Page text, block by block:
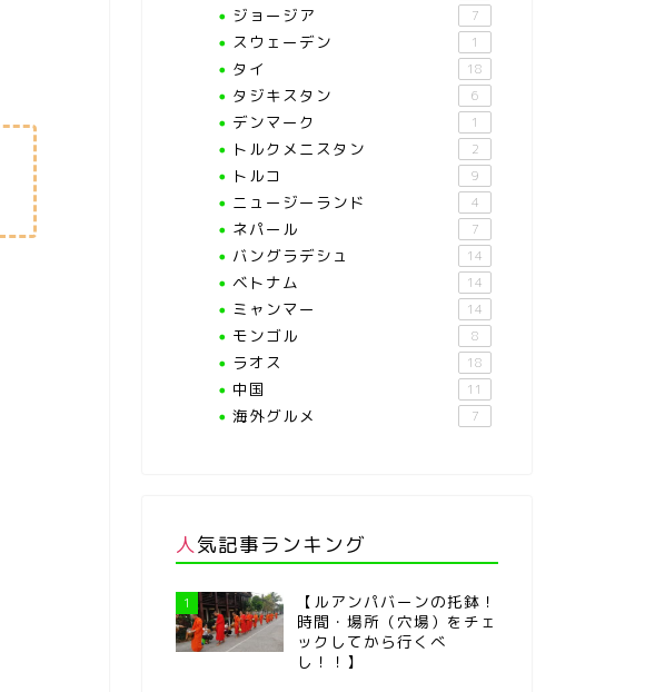
ジョージア 7
スウェーデン 1
タイ 18
タジキスタン 6
デンマーク 1
トルクメニスタン 2
トルコ 9
ニュージーランド 4
ネパール 7
バングラデシュ 14
ベトナム 14
ミャンマー 14
モンゴル 8
ラオス 18
中国 11
海外グルメ 7
人気記事ランキング
1
【ルアンパバーンの托鉢！
時間・場所（穴場）をチェ
ックしてから行くべ
し！！】